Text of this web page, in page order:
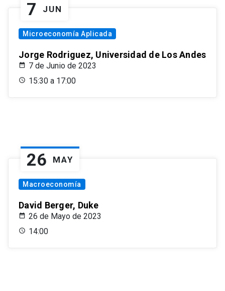
7 JUN
Microeconomía Aplicada
Jorge Rodriguez, Universidad de Los Andes
7 de Junio de 2023
15:30 a 17:00
26 MAY
Macroeconomía
David Berger, Duke
26 de Mayo de 2023
14:00